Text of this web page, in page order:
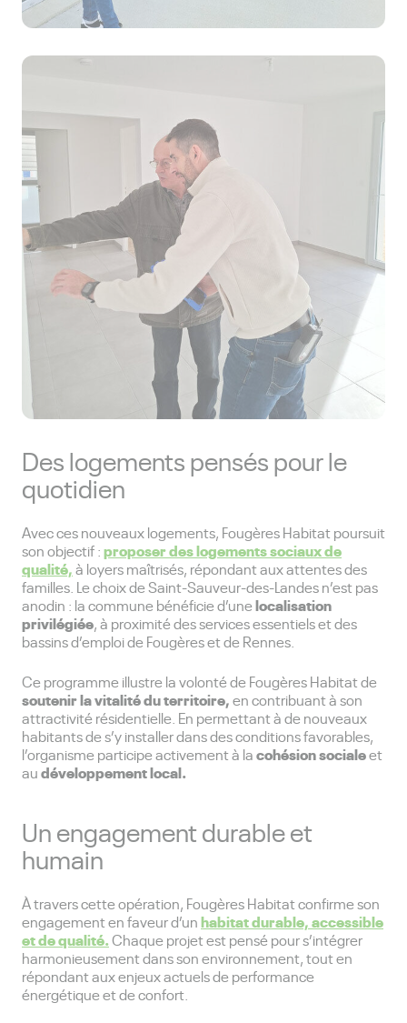
Des logements pensés pour le
quotidien
Avec ces nouveaux logements, Fougères Habitat poursuit
son objectif :proposer des logements sociaux de
qualité,à loyers maîtrisés, répondant aux attentes des
familles. Le choix de Saint-Sauveur-des-Landes n’est pas
anodin : la commune bénéficie d’unelocalisation
privilégiée, à proximité des services essentiels et des
bassins d’emploi de Fougères et de Rennes.
Ce programme illustre la volonté de Fougères Habitat de
soutenir la vitalité du territoire,en contribuant à son
attractivité résidentielle. En permettant à de nouveaux
habitants de s’y installer dans des conditions favorables,
l’organisme participe activement à lacohésion socialeet
audéveloppement local.
Un engagement durable et
humain
À travers cette opération, Fougères Habitat confirme son
engagement en faveur d’unhabitat durable, accessible
et de qualité.Chaque projet est pensé pour s’intégrer
harmonieusement dans son environnement, tout en
répondant aux enjeux actuels de performance
énergétique et de confort.